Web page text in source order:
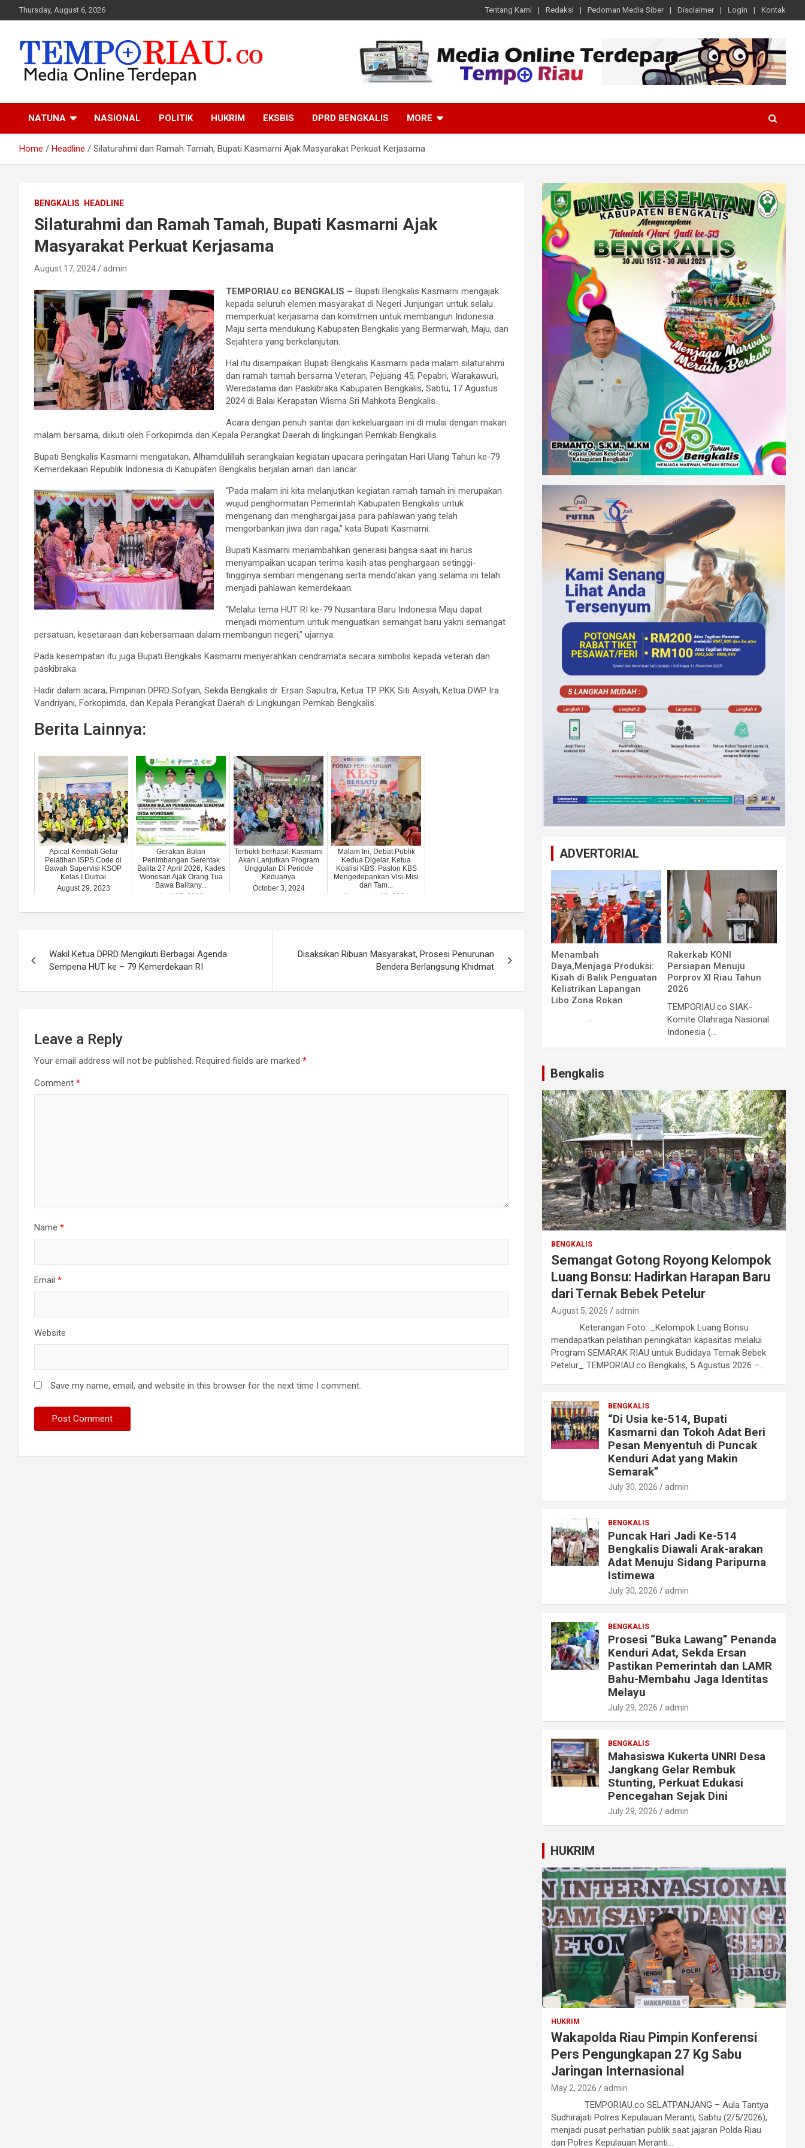
to
Thursday, August 6, 2026 Tentang Kami Redaksi Pedoman Media Siber Disclaimer Login Kontak
Tempo Riau
NATUNA NASIONAL POLITIK HUKRIM EKSBIS DPRD BENGKALIS MORE
Home Headline Silaturahmi dan Ramah Tamah, Bupati Kasmarni Ajak Masyarakat Perkuat Kerjasama
BENGKALIS HEADLINE
Silaturahmi dan Ramah Tamah, Bupati Kasmarni Ajak
Masyarakat Perkuat Kerjasama
August 17, 2024 admin
TEMPORIAU.co BENGKALIS – Bupati Bengkalis Kasmarni mengajak
kepada seluruh elemen masyarakat di Negeri Junjungan untuk selalu
memperkuat kerjasama dan komitmen untuk membangun Indonesia
Maju serta mendukung Kabupaten Bengkalis yang Bermarwah, Maju, dan
Sejahtera yang berkelanjutan.
Hal itu disampaikan Bupati Bengkalis Kasmarni pada malam silaturahmi
dan ramah tamah bersama Veteran, Pejuang 45, Pepabri, Warakawuri,
Weredatama dan Paskibraka Kabupaten Bengkalis, Sabtu, 17 Agustus
2024 di Balai Kerapatan Wisma Sri Mahkota Bengkalis.
Acara dengan penuh santai dan kekeluargaan ini di mulai dengan makan
malam bersama, diikuti oleh Forkopimda dan Kepala Perangkat Daerah di lingkungan Pemkab Bengkalis.
Bupati Bengkalis Kasmarni mengatakan, Alhamdulillah serangkaian kegiatan upacara peringatan Hari Ulang Tahun ke-79
Kemerdekaan Republik Indonesia di Kabupaten Bengkalis berjalan aman dan lancar.
“Pada malam ini kita melanjutkan kegiatan ramah tamah ini merupakan
wujud penghormatan Pemerintah Kabupaten Bengkalis untuk
mengenang dan menghargai jasa para pahlawan yang telah
mengorbankan jiwa dan raga,” kata Bupati Kasmarni.
Bupati Kasmarni menambahkan generasi bangsa saat ini harus
menyampaikan ucapan terima kasih atas penghargaan setinggi-
tingginya sembari mengenang serta mendo’akan yang selama ini telah
menjadi pahlawan kemerdekaan.
“Melalui tema HUT RI ke-79 Nusantara Baru Indonesia Maju dapat
menjadi momentum untuk menguatkan semangat baru yakni semangat
persatuan, kesetaraan dan kebersamaan dalam membangun negeri,” ujarnya.
Pada kesempatan itu juga Bupati Bengkalis Kasmarni menyerahkan cendramata secara simbolis kepada veteran dan
paskibraka.
Hadir dalam acara, Pimpinan DPRD Sofyan, Sekda Bengkalis dr. Ersan Saputra, Ketua TP PKK Siti Aisyah, Ketua DWP Ira
Vandriyani, Forkopimda, dan Kepala Perangkat Daerah di Lingkungan Pemkab Bengkalis.
Berita Lainnya:
Apical Kembali Gelar
Pelatihan ISPS Code di
Bawah Supervisi KSOP
Kelas I Dumai
August 29, 2023
Gerakan Bulan
Penimbangan Serentak
Balita 27 April 2026, Kades
Wonosari Ajak Orang Tua
Bawa Balitany...
April 27, 2026
Terbukti berhasil, Kasmarni
Akan Lanjutkan Program
Unggulan Di Periode
Keduanya
October 3, 2024
Malam Ini, Debat Publik
Kedua Digelar, Ketua
Koalisi KBS: Paslon KBS
Mengedepankan Visi-Misi
dan Tam...
November 10, 2024
navigation
Wakil Ketua DPRD Mengikuti Berbagai Agenda
Sempena HUT ke – 79 Kemerdekaan RI
Disaksikan Ribuan Masyarakat, Prosesi Penurunan
Bendera Berlangsung Khidmat
Leave a Reply
Your email address will not be published. Required fields are marked *
Comment *
Name *
Email *
Website
Save my name, email, and website in this browser for the next time I comment.
ADVERTORIAL
Menambah
Daya,Menjaga Produksi:
Kisah di Balik Penguatan
Kelistrikan Lapangan
Libo Zona Rokan
...
Rakerkab KONI
Persiapan Menuju
Porprov XI Riau Tahun
2026
TEMPORIAU.co SIAK-
Komite Olahraga Nasional
Indonesia (...
Bengkalis
BENGKALIS
Semangat Gotong Royong Kelompok
Luang Bonsu: Hadirkan Harapan Baru
dari Ternak Bebek Petelur
August 5, 2026 admin
Keterangan Foto: _Kelompok Luang Bonsu
mendapatkan pelatihan peningkatan kapasitas melalui
Program SEMARAK RIAU untuk Budidaya Ternak Bebek
Petelur_ TEMPORIAU.co Bengkalis, 5 Agustus 2026 –…
BENGKALIS
“Di Usia ke-514, Bupati
Kasmarni dan Tokoh Adat Beri
Pesan Menyentuh di Puncak
Kenduri Adat yang Makin
Semarak”
July 30, 2026 admin
BENGKALIS
Puncak Hari Jadi Ke-514
Bengkalis Diawali Arak-arakan
Adat Menuju Sidang Paripurna
Istimewa
July 30, 2026 admin
BENGKALIS
Prosesi “Buka Lawang” Penanda
Kenduri Adat, Sekda Ersan
Pastikan Pemerintah dan LAMR
Bahu-Membahu Jaga Identitas
Melayu
July 29, 2026 admin
BENGKALIS
Mahasiswa Kukerta UNRI Desa
Jangkang Gelar Rembuk
Stunting, Perkuat Edukasi
Pencegahan Sejak Dini
July 29, 2026 admin
HUKRIM
HUKRIM
Wakapolda Riau Pimpin Konferensi
Pers Pengungkapan 27 Kg Sabu
Jaringan Internasional
May 2, 2026 admin
TEMPORIAU.co SELATPANJANG – Aula Tantya
Sudhirajati Polres Kepulauan Meranti, Sabtu (2/5/2026),
menjadi pusat perhatian publik saat jajaran Polda Riau
dan Polres Kepulauan Meranti…